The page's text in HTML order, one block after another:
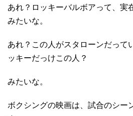
あれ？ロッキーバルボアって、実
みたいな。
あれ？この人がスタローンだって
ッキーだっけこの人？
みたいな。
ボクシングの映画は、試合のシー